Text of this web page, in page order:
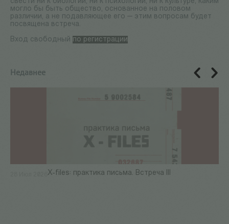
могло бы быть общество, основанное на половом
различии, а не подавляющее его — этим вопросам будет
посвящена встреча.
Вход свободный по регистрации
Недавнее
X-files: практика письма. Встреча III